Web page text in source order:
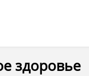
здоровье